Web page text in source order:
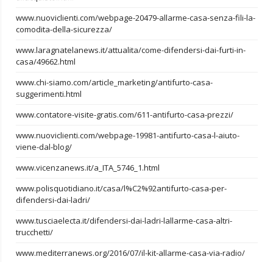
www.nuoviclienti.com/webpage-20479-allarme-casa-senza-fili-la-
comodita-della-sicurezza/
www.laragnatelanews.it/attualita/come-difendersi-dai-furti-in-
casa/49662.html
www.chi-siamo.com/article_marketing/antifurto-casa-
suggerimenti.html
www.contatore-visite-gratis.com/611-antifurto-casa-prezzi/
www.nuoviclienti.com/webpage-19981-antifurto-casa-l-aiuto-
viene-dal-blog/
www.vicenzanews.it/a_ITA_5746_1.html
www.polisquotidiano.it/casa/l%C2%92antifurto-casa-per-
difendersi-dai-ladri/
www.tusciaelecta.it/difendersi-dai-ladri-lallarme-casa-altri-
trucchetti/
www.mediterranews.org/2016/07/il-kit-allarme-casa-via-radio/